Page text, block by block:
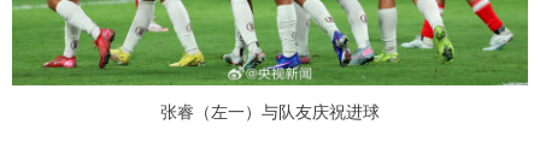
张睿（左一）与队友庆祝进球